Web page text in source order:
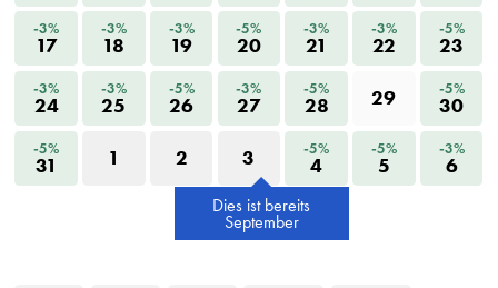
-3%
17
-3%
18
-3%
19
-5%
20
-3%
21
-3%
22
-5%
23
-3%
24
-3%
25
-5%
26
-3%
27
-5%
28 29 -5%
30
-5%
31 1 2 3 -5%
4
-5%
5
-3%
6
Dies ist bereits
September